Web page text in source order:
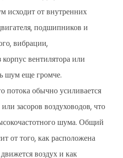
исходит от внутренних
подшипников и
вибрации,
вентилятора или
шум еще громче.
потока обычно усиливается
засоров воздуховодов, что
шума. Общий
от того, как расположена
воздух и как